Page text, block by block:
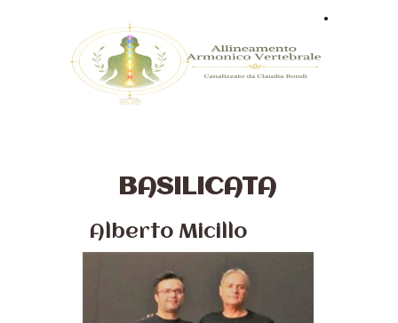
BASILICATA
Alberto Micillo